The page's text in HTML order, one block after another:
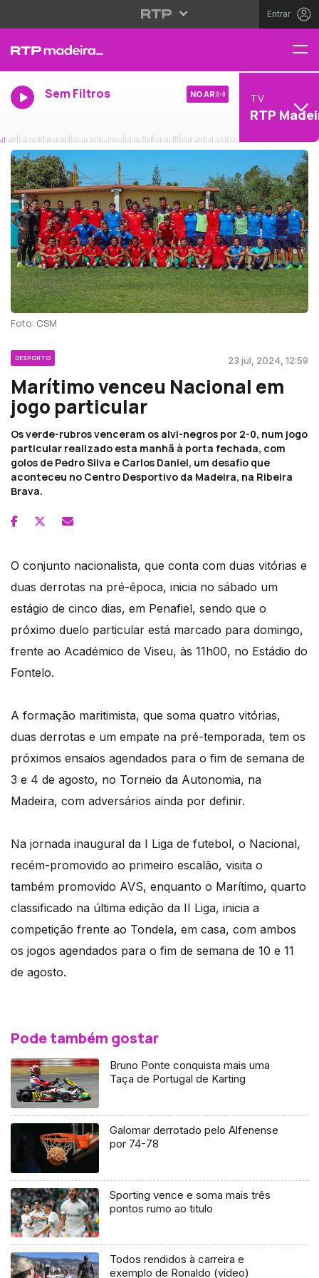
Entrar
Sem Filtros NO AR TV
RTP
Foto: CSM
DESPORTO 23 jul, 2024, 12:59
Marítimo venceu Nacional em
jogo particular
Os verde-rubros venceram os alvi-negros por 2-0, num jogo
particular realizado esta manhã à porta fechada, com
golos de Pedro Silva e Carlos Daniel, um desafio que
aconteceu no Centro Desportivo da Madeira, na Ribeira
Brava.
O conjunto nacionalista, que conta com duas vitórias e
duas derrotas na pré-época, inicia no sábado um
estágio de cinco dias, em Penafiel, sendo que o
próximo duelo particular está marcado para domingo,
frente ao Académico de Viseu, às 11h00, no Estádio do
Fontelo.
A formação maritimista, que soma quatro vitórias,
duas derrotas e um empate na pré-temporada, tem os
próximos ensaios agendados para o fim de semana de
3 e 4 de agosto, no Torneio da Autonomia, na
Madeira, com adversários ainda por definir.
Na jornada inaugural da I Liga de futebol, o Nacional,
recém-promovido ao primeiro escalão, visita o
também promovido AVS, enquanto o Marítimo, quarto
classificado na última edição da II Liga, inicia a
competição frente ao Tondela, em casa, com ambos
os jogos agendados para o fim de semana de 10 e 11
de agosto.
Pode também gostar
Bruno Ponte conquista mais uma
Taça de Portugal de Karting
Galomar derrotado pelo Alfenense
por 74-78
Sporting vence e soma mais três
pontos rumo ao titulo
Todos rendidos à carreira e
exemplo de Ronaldo (vídeo)